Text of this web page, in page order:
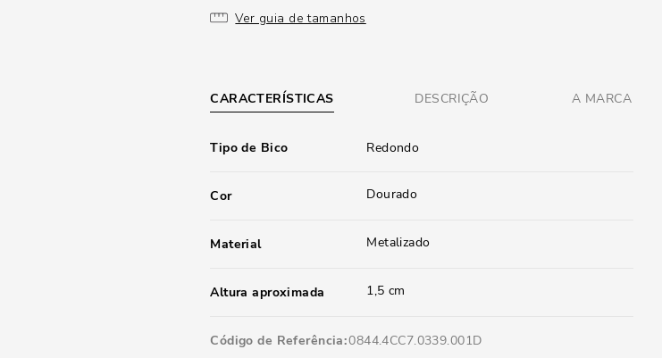
Ver guia de tamanhos
CARACTERÍSTICAS DESCRIÇÃO A MARCA
Tipo de Bico Redondo
Cor Dourado
Material Metalizado
Altura aproximada 1,5 cm
Código de Referência 0844.4CC7.0339.001D